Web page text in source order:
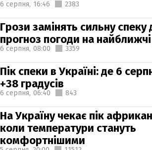
6 серпня, 16:46 2383
Грози замінять сильну спеку
прогноз погоди на найближчі
6 серпня, 08:00 3359
Пік спеки в Україні: де 6
+38 градусів
6 серпня, 06:40 843
На Україну чекає пік
коли температури стануть
комфортнішими